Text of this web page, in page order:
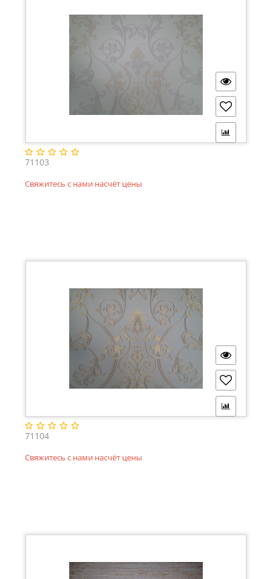
71103
Свяжитесь с нами насчёт цены
71104
Свяжитесь с нами насчёт цены